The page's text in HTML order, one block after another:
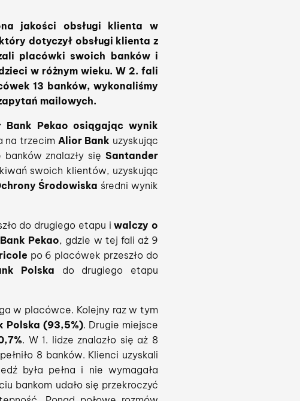
jakości obsługi klienta w
dotyczył obsługi klienta z
placówki swoich banków i
w różnym wieku. W 2. fali
13 banków, wykonaliśmy
mailowych.
Bank Pekao osiągając wynik
na trzecim Alior Bank uzyskując
znalazły się Santander
swoich klientów, uzyskując
Środowiska średni wynik
do drugiego etapu iwalczy o
Bank Pekao, gdzie w tej fali aż 9
po 6 placówek przeszło do
Polska do drugiego etapu
w placówce. Kolejny raz w tym
Polska (93,5%). Drugie miejsce
. W 1. lidze znalazło się aż 8
8 banków. Klienci uzyskali
była pełna i nie wymagała
bankom udało się przekroczyć